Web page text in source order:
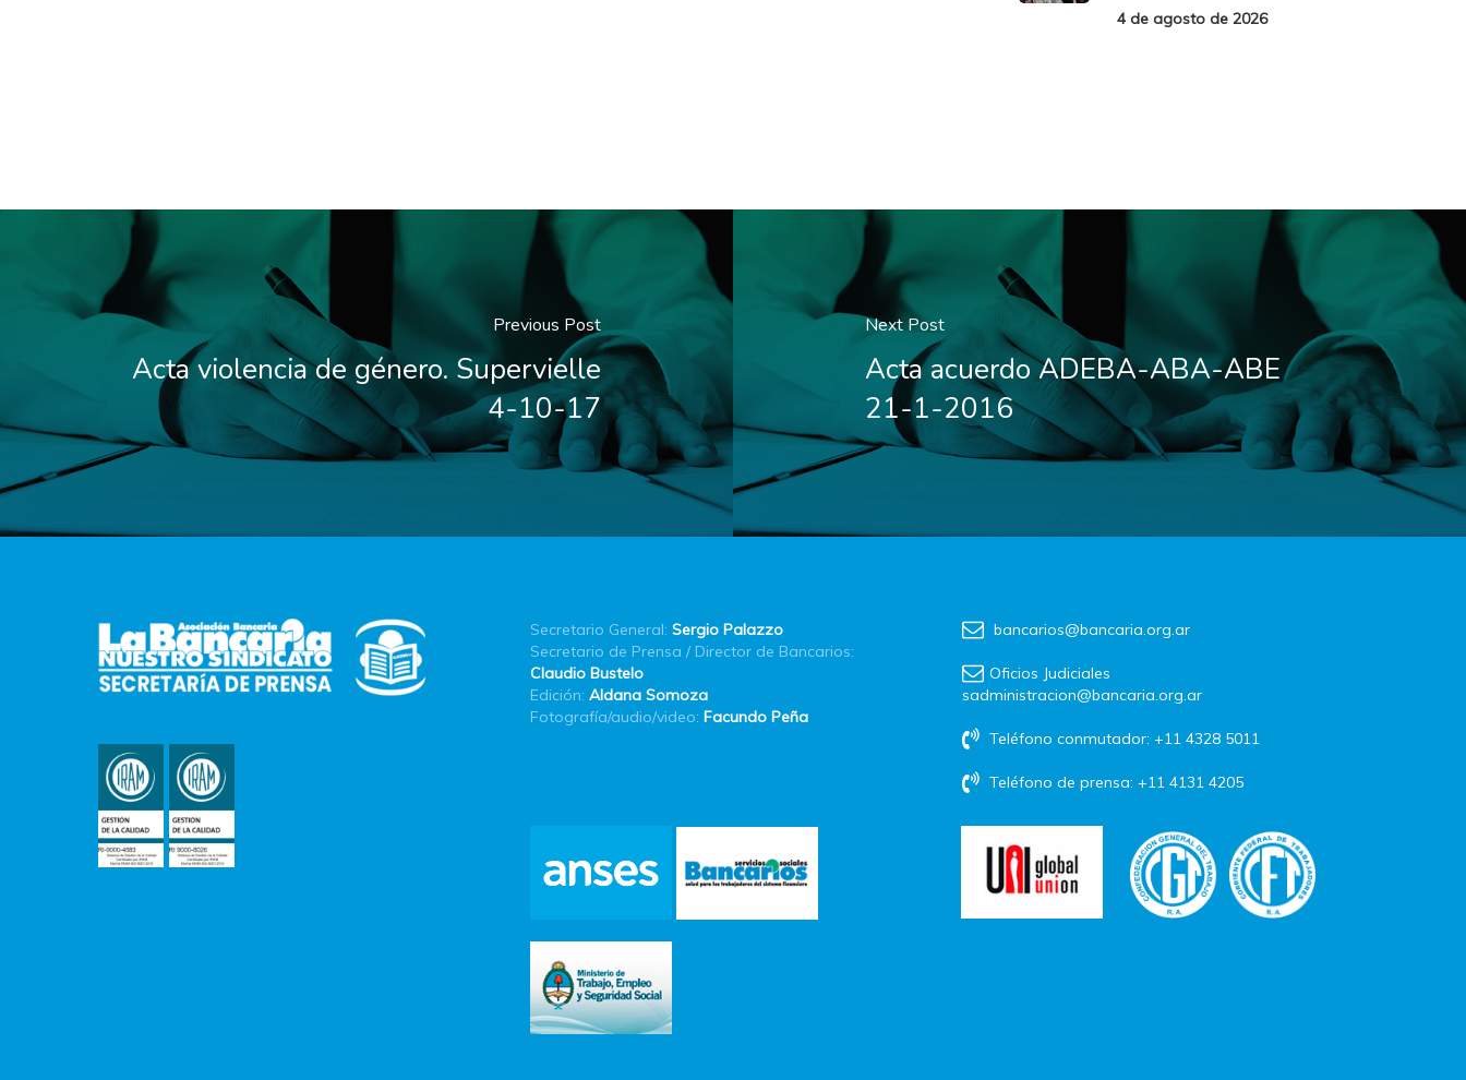
4 de agosto de 2026
Previous Post
Acta violencia de género. Supervielle
4-10-17
Next Post
Acta acuerdo ADEBA-ABA-ABE
21-1-2016
Secretario General: Sergio Palazzo
Secretario de Prensa / Director de Bancarios:
Claudio Bustelo
Edición: Aldana Somoza
Fotografía/audio/video: Facundo Peña
bancarios@bancaria.org.ar
Oficios Judiciales
sadministracion@bancaria.org.ar
Teléfono conmutador: +11 4328 5011
Teléfono de prensa: +11 4131 4205